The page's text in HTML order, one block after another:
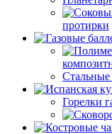
протирки
Стальные
Горелки